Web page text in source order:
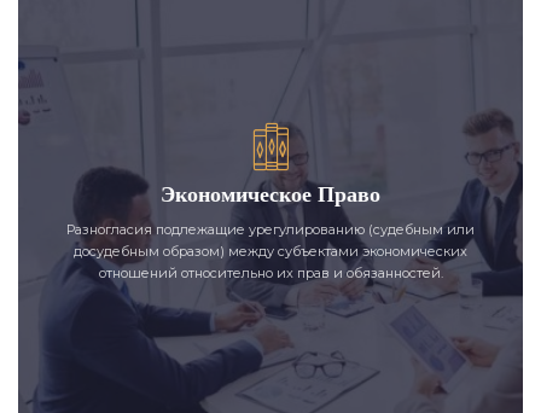
Экономическое Право
Разногласия подлежащие урегулированию (судебным или
досудебным образом) между субъектами экономических
отношений относительно их прав и обязанностей.